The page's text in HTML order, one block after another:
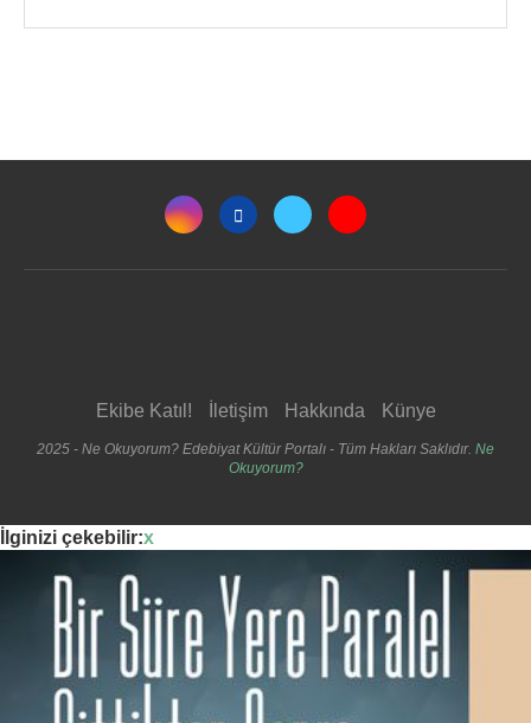
Ekibe Katıl! İletişim Hakkında Künye
2025 - Ne Okuyorum? Edebiyat Kültür Portalı - Tüm Hakları Saklıdır. Ne
Okuyorum?
İlginizi çekebilir:x